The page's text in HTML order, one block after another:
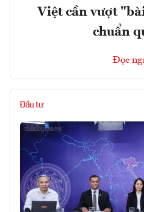
Việt cần vượt
chuẩn
Đọc
Đầu tư